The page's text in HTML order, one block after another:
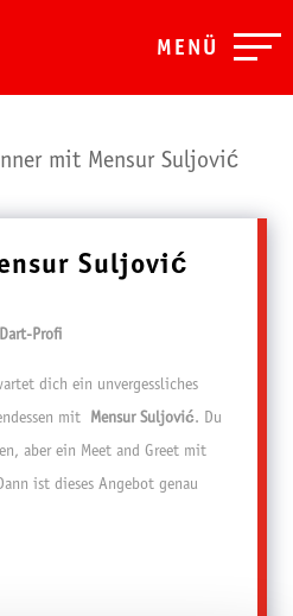
MENÜ
mit Mensur Suljović
Suljović
Profi
dich ein unvergessliches
mit Mensur Suljović. Du
aber ein Meet and Greet mit
ist dieses Angebot genau